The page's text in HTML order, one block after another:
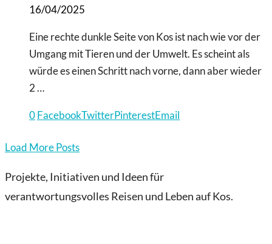
16/04/2025
Eine rechte dunkle Seite von Kos ist nach wie vor der
Umgang mit Tieren und der Umwelt. Es scheint als
würde es einen Schritt nach vorne, dann aber wieder
2 …
0FacebookTwitterPinterestEmail
Load More Posts
Projekte, Initiativen und Ideen für
verantwortungsvolles Reisen und Leben auf Kos.